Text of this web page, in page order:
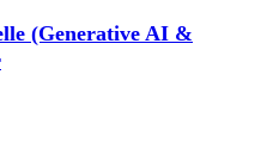
(Generative AI &